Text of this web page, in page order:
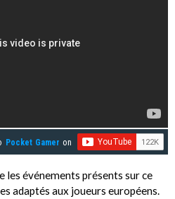
Pocket Gamer on
les événements présents sur ce
adaptés aux joueurs européens.